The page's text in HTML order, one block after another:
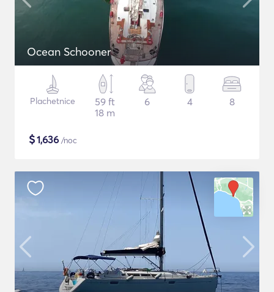
Ocean Schooner
Plachetnice
59 ft
18 m
6 4 8
$1,636 /noc